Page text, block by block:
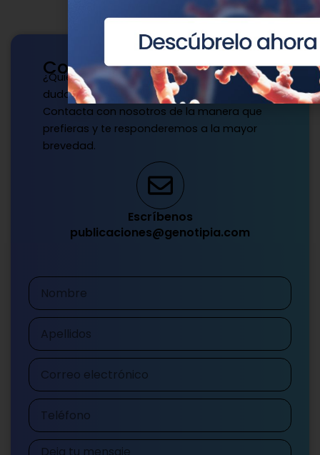
Contacto
¿Quieres publicar con nosotros? ¿Tienes
dudas?
Contacta con nosotros de la manera que
prefieras y te responderemos a la mayor
brevedad.
Escríbenos
publicaciones@genotipia.com
Nombre
Apellidos
Correo
electrónico
Teléfono
Mensaje